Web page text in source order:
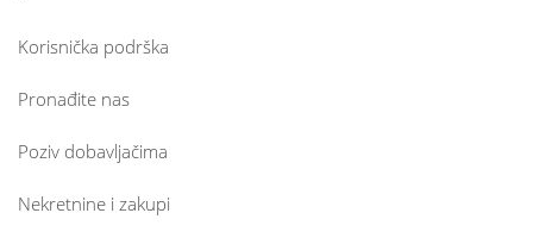
Korisnička podrška
Pronađite nas
Poziv dobavljačima
Nekretnine i zakupi